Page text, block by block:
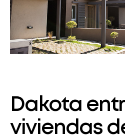
Dakota
viviendas